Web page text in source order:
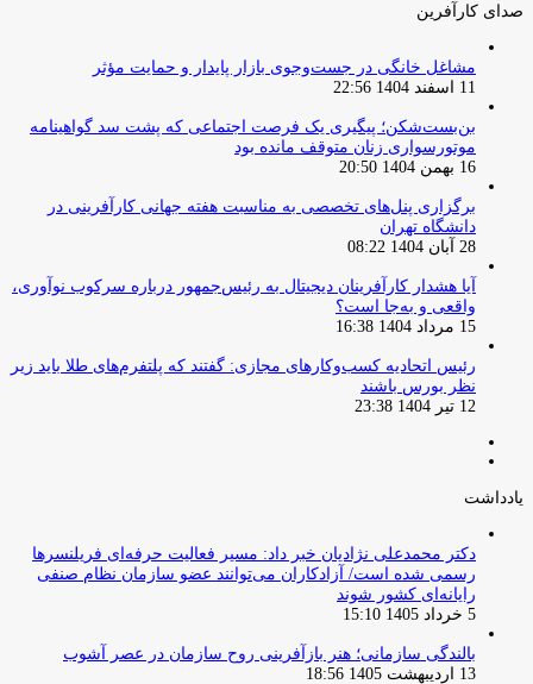
صدای کارآفرین
مشاغل خانگی در جست‌وجوی بازار پایدار و حمایت مؤثر
11 اسفند 1404 22:56
بن‌بست‌شکن؛ پیگیری یک فرصت اجتماعی که پشت سد گواهینامه
موتورسواری زنان متوقف مانده بود
16 بهمن 1404 20:50
برگزاری پنل‌های تخصصی به مناسبت هفته جهانی کارآفرینی در
دانشگاه تهران
28 آبان 1404 08:22
آیا هشدار کارآفرینان دیجیتال به رئیس‌جمهور درباره سرکوب نوآوری،
واقعی و به‌جا است؟
15 مرداد 1404 16:38
‏رئیس اتحادیه کسب‌وکارهای مجازی: گفتند که پلتفرم‌های طلا باید زیر
نظر بورس باشند
12 تیر 1404 23:38
یادداشت
دکتر محمدعلی نژادیان خبر داد: مسیر فعالیت حرفه‌ای فریلنسرها
رسمی شده است/ آزادکاران می‌توانند عضو سازمان نظام صنفی
رایانه‌ای کشور شوند
5 خرداد 1405 15:10
بالندگی سازمانی؛ هنر بازآفرینی روح سازمان در عصر آشوب
13 اردیبهشت 1405 18:56